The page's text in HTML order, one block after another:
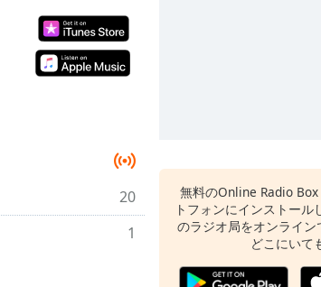
20
1
無料のOnline Radio
トフォンにインストール
のラジオ局をオンライ
どこにいて